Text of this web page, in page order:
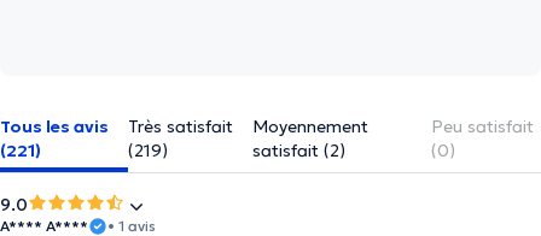
Tous les avis
(221)
Très satisfait
(219)
Moyennement
satisfait (2)
Peu satisfait
(0)
9.0
A**** A**** • 1 avis